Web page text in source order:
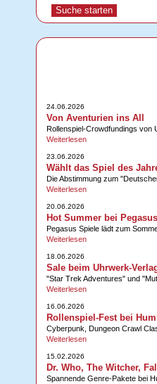
24.06.2026
Von Aventurien ins All
Rollenspiel-Crowdfundings von
Weiterlesen
23.06.2026
Wählt das Spiel des
Die Abstimmung zum
Weiterlesen
20.06.2026
Hot Summer bei Pegasus
Pegasus Spiele lädt zum
Weiterlesen
18.06.2026
Sale beim Uhrwerk-
"Star Trek Adventures" und
Weiterlesen
16.06.2026
Rollenspiel-Fest bei
Cyberpunk, Dungeon Crawl
Weiterlesen
15.02.2026
Dr. Who, The Witcher,
Spannende Genre-Pakete bei